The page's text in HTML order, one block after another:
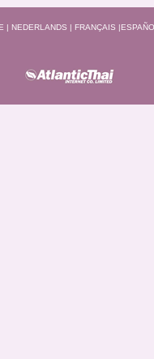
| NEDERLANDS | FRANÇAIS |